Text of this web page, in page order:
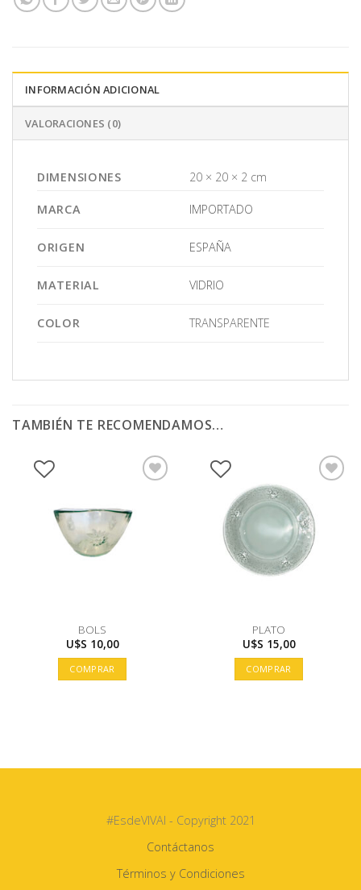
INFORMACIÓN ADICIONAL
VALORACIONES (0)
DIMENSIONES 20 × 20 × 2 cm
MARCA IMPORTADO
ORIGEN ESPAÑA
MATERIAL VIDRIO
COLOR TRANSPARENTE
TAMBIÉN TE RECOMENDAMOS…
BOLS
U$S 10,00
COMPRAR
PLATO
U$S 15,00
COMPRAR
#EsdeVIVAI - Copyright 2021
Contáctanos
Términos y Condiciones